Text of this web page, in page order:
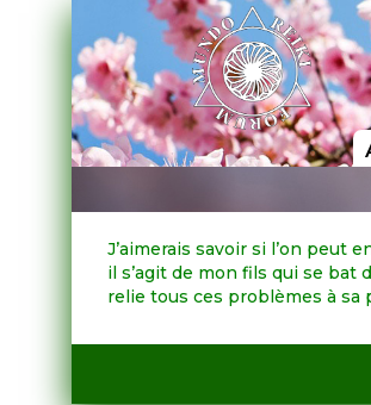
J’aimerais savoir si l’on peut
il s’agit de mon fils qui se
relie tous ces problèmes à sa